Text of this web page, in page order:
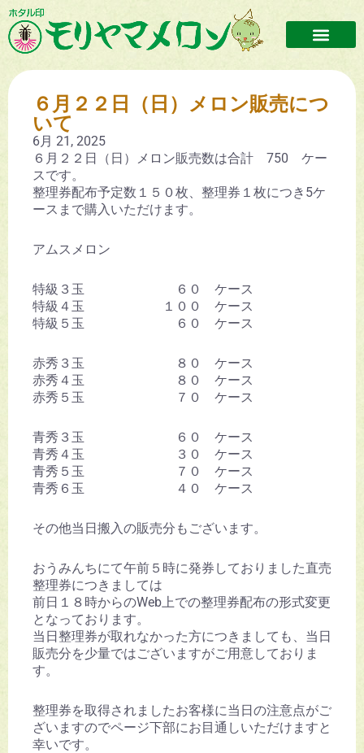
６月２２日（日）メロン販売につ
いて
6月 21, 2025
６月２２日（日）メロン販売数は合計 750 ケー
スです。
整理券配布予定数１５０枚、整理券１枚につき5ケ
ースまで購入いただけます。
アムスメロン
特級３玉 ６０ ケース
特級４玉 １００ ケース
特級５玉 ６０ ケース
赤秀３玉 ８０ ケース
赤秀４玉 ８０ ケース
赤秀５玉 ７０ ケース
青秀３玉 ６０ ケース
青秀４玉 ３０ ケース
青秀５玉 ７０ ケース
青秀６玉 ４０ ケース
その他当日搬入の販売分もございます。
おうみんちにて午前５時に発券しておりました直売
整理券につきましては
前日１８時からのWeb上での整理券配布の形式変更
となっております。
当日整理券が取れなかった方につきましても、当日
販売分を少量ではございますがご用意しておりま
す。
整理券を取得されましたお客様に当日の注意点がご
ざいますのでページ下部にお目通しいただけますと
幸いです。